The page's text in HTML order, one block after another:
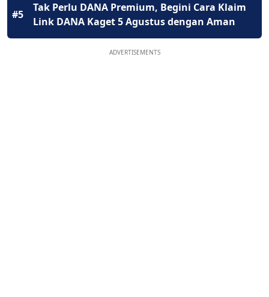
#5
Tak Perlu DANA Premium, Begini Cara Klaim
Link DANA Kaget 5 Agustus dengan Aman
ADVERTISEMENTS